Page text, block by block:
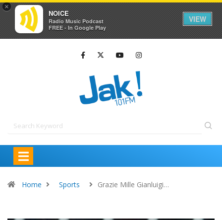
×
NOICE
Radio Music Podcast
FREE - In Google Play
VIEW
Home Sports Grazie Mille Gianluigi…